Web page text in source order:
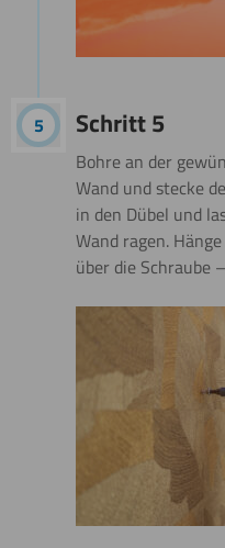
Schritt 5
Bohre an der
Wand und stecke
in den Dübel und
Wand ragen.
über die Schraube